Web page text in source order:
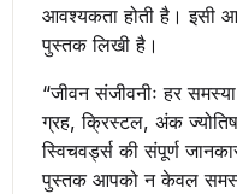
आवश्यकता होती है। इसी
पुस्तक लिखी है।
“जीवन संजीवनीः हर
ग्रह, क्रिस्टल, अंक
स्विचवर्ड्स की संपूर्ण
पुस्तक आपको न केवल